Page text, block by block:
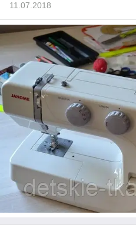
11.07.2018